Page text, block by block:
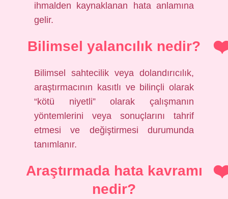
ihmalden kaynaklanan hata anlamına
gelir.
Bilimsel yalancılık nedir?
Bilimsel sahtecilik veya dolandırıcılık,
araştırmacının kasıtlı ve bilinçli olarak
“kötü niyetli” olarak çalışmanın
yöntemlerini veya sonuçlarını tahrif
etmesi ve değiştirmesi durumunda
tanımlanır.
Araştırmada hata kavramı
nedir?